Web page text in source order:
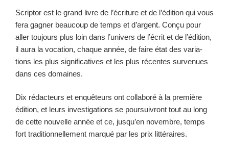
quantity
Scrip­tor est le grand livre de l’écriture et de l’édition qui vous
fera gag­n­er beau­coup de temps et d’argent. Conçu pour
aller tou­jours plus loin dans l’univers de l’écrit et de l’édition,
il aura la voca­tion, chaque année, de faire état des vari­a­
tions les plus sig­ni­fica­tives et les plus récentes sur­v­enues
dans ces domaines.
Dix rédac­teurs et enquê­teurs ont col­laboré à la pre­mière
édi­tion, et leurs inves­ti­ga­tions se pour­suiv­ront tout au long
de cette nou­velle année et ce, jusqu’en novem­bre, temps
fort tra­di­tion­nelle­ment mar­qué par les prix littéraires.